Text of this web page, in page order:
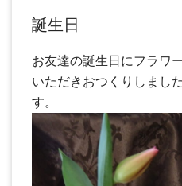
誕生日
お友達の誕生日にフラワ
いただきおつくりしまし
す。